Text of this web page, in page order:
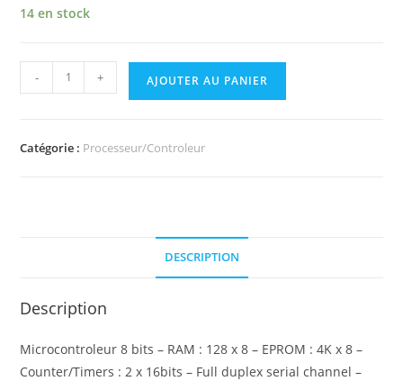
14 en stock
quantité
de
- + AJOUTER AU PANIER
Catégorie : Processeur/Controleur
DESCRIPTION
Description
Microcontroleur 8 bits – RAM : 128 x 8 – EPROM : 4K x 8 –
Counter/Timers : 2 x 16bits – Full duplex serial channel –